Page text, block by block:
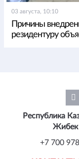
03 августа, 10:10
Причины
резидентуру
Республика
Жибек
+7 700